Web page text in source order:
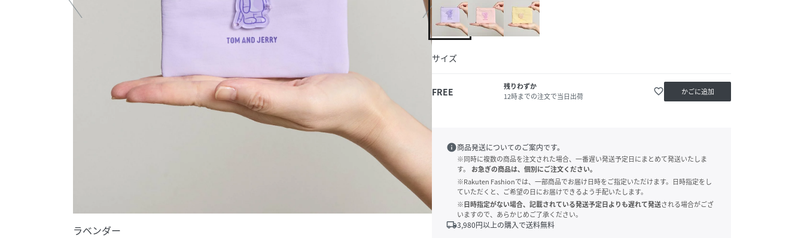
ラベンダー
サイズ
FREE
残りわずか
12時までの注文で当日出荷
favorite_border かごに追加
info商品発送についてのご案内です。
※同時に複数の商品を注文された場合、一番遅い発送予定日にまとめて発送いたしま
す。
お急ぎの商品は、個別にご注文ください。
※Rakuten Fashionでは、一部商品でお届け日時をご指定いただけます。日時指定をし
ていただくと、ご希望の日にお届けできるよう手配いたします。
※日時指定がない場合、記載されている発送予定日よりも遅れて発送される場合がござ
いますので、あらかじめご了承ください。
local_shipping3,980円以上の購入で送料無料